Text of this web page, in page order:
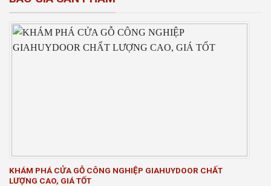
KHÁM PHÁ CỬA GỖ CÔNG NGHIỆP GIAHUYDOOR CHẤT
LƯỢNG CAO, GIÁ TỐT